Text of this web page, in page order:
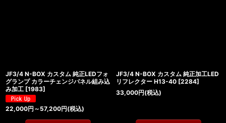
JF3/4 N-BOX カスタム 純正LEDフォ
グランプ カラーチェンジパネル組み込
み加工 [1983]
22,000円 ～57,200円(税込)
JF3/4 N-BOX カスタム 純正加工LED
リフレクター H13-40 [2284]
33,000円(税込)